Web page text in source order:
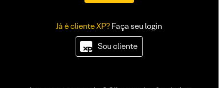
Já é cliente XP?Faça seu login
Sou cliente